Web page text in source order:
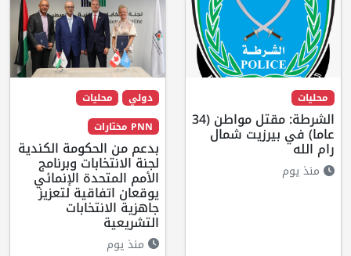
محليات
الشرطة: مقتل مواطن (34
عاما) في بيرزيت شمال
رام الله
منذ يوم
دولي
محليات
PNN مختارات
بدعم من الحكومة الكندية
لجنة الانتخابات وبرنامج
الأمم المتحدة الإنمائي
يوقعان اتفاقية لتعزيز
جاهزية الانتخابات
التشريعية
منذ يوم